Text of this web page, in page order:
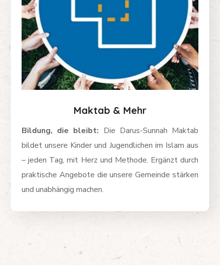
Maktab & Mehr
Bildung, die bleibt: Die Darus-Sunnah Maktab
bildet unsere Kinder und Jugendlichen im Islam aus
– jeden Tag, mit Herz und Methode. Ergänzt durch
praktische Angebote die unsere Gemeinde stärken
und unabhängig machen.